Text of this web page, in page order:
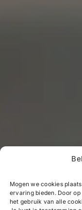
Mogen we cookies
ervaring bieden. Door
het gebruik van alle